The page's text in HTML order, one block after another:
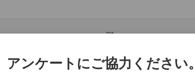
アンケートにご協力ください。
335